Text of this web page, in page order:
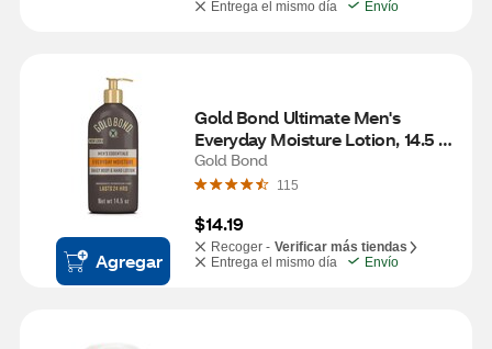
Entrega el mismo día Envío
Agregar
Gold Bond Ultimate Men's
Everyday Moisture Lotion, 14.5
OZ
Gold Bond
115
$14.19
Recoger - Verificar más tiendas
Entrega el mismo día
Envío